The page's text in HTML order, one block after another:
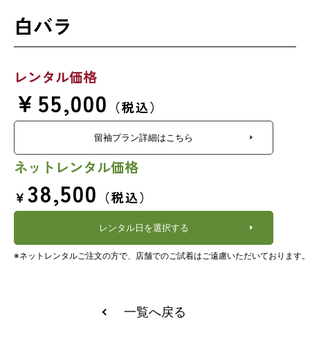
白バラ
レンタル価格
￥55,000 （税込）
留袖プラン詳細はこちら
ネットレンタル価格
￥ 38,500 （税込）
レンタル日を選択する
※ネットレンタルご注文の方で、店舗でのご試着はご遠慮いただいております。
一覧へ戻る